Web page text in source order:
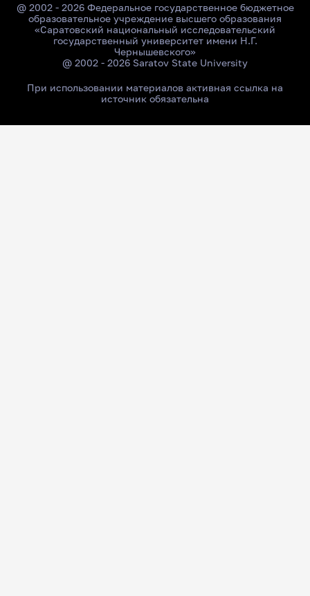
@ 2002 - 2026 Федеральное государственное бюджетное
образовательное учреждение высшего образования
«Саратовский национальный исследовательский
государственный университет имени Н.Г.
Чернышевского»
@ 2002 - 2026 Saratov State University
При использовании материалов активная ссылка на
источник обязательна